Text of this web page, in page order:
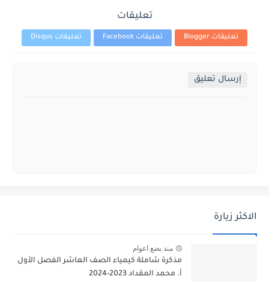
تعليقات
تعليقات Blogger تعليقات Facebook تعليقات Disqus
إرسال تعليق
الاكثر زيارة
منذ بضع اعوام
مذكرة شاملة كيمياء الصف العاشر الفصل الأول
أ. محمد المقداد 2023-2024